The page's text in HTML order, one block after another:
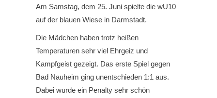
Am Samstag, dem 25. Juni spielte die wU10
auf der blauen Wiese in Darmstadt.
Die Mädchen haben trotz heißen
Temperaturen sehr viel Ehrgeiz und
Kampfgeist gezeigt. Das erste Spiel gegen
Bad Nauheim ging unentschieden 1:1 aus.
Dabei wurde ein Penalty sehr schön